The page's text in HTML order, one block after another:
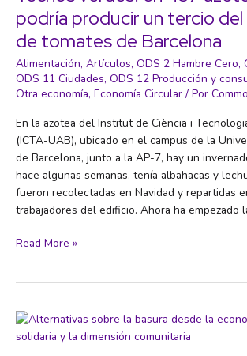
podría producir un tercio
de tomates de Barcelona
Alimentación, Artículos, ODS 2 Hambre Cero,
ODS 11 Ciudades, ODS 12 Producción y
Otra economía, Economía Circular / Por
En la azotea del Institut de Ciència i
(ICTA-UAB), ubicado en el campus de la
de Barcelona, junto a la AP-7, hay un
hace algunas semanas, tenía albahacas y
fueron recolectadas en Navidad y repartidas
trabajadores del edificio. Ahora ha empezado
Techos
azoteas
Read More »